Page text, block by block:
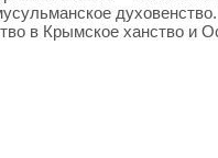
в Крымское ханство и